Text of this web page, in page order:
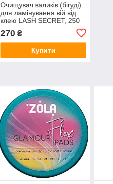
Очищувач валиків (бігуді)
для ламінування вій від
клею LASH SECRET, 250
270₴
Купити